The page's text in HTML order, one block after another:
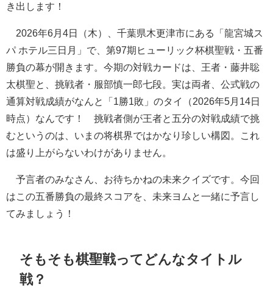
き出します！
2026年6月4日（木）、千葉県木更津市にある「龍宮城ス
パ ホテル三日月」で、第97期ヒューリック杯棋聖戦・五番
勝負の幕が開きます。今期の対戦カードは、王者・藤井聡
太棋聖と、挑戦者・服部慎一郎七段。実は両者、公式戦の
通算対戦成績がなんと「1勝1敗」のタイ（2026年5月14日
時点）なんです！ 挑戦者側が王者と五分の対戦成績で挑
むというのは、いまの将棋界ではかなり珍しい構図。これ
は盛り上がらないわけがありません。
予言者のみなさん、お待ちかねの未来クイズです。今回
はこの五番勝負の最終スコアを、未来ヨムと一緒に予言し
てみましょう！
そもそも棋聖戦ってどんなタイトル
戦？